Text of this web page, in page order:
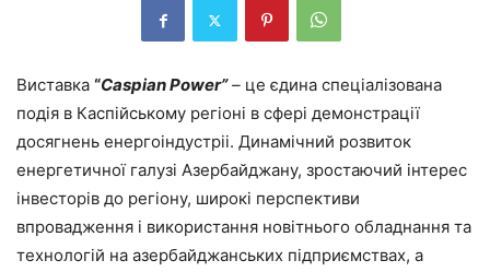
Виставка “Caspian Power”– це єдина спеціалізована
подія в Каспійському регіоні в сфері демонстрації
досягнень енергоіндустріі. Динамічний розвиток
енергетичної галузі Азербайджану, зростаючий інтерес
інвесторів до регіону, широкі перспективи
впровадження і використання новітнього обладнання та
технологій на азербайджанських підприємствах, а